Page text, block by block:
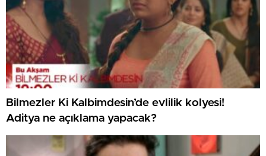
Bilmezler Ki Kalbimdesin’de evlilik kolyesi!
Aditya ne açıklama yapacak?